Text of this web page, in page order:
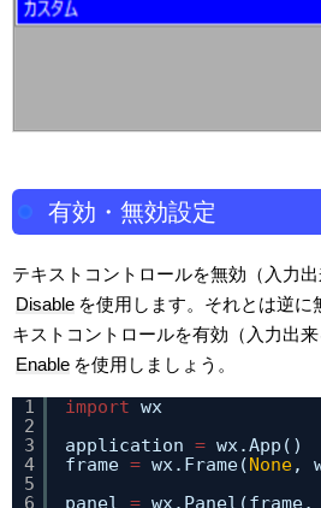
有効・無効設定
テキストコントロールを無効（入力
Disable を使用します。それとは逆に
キストコントロールを有効（入力出
Enable を使用しましょう。
1
2
3
4
5
6
import wx
application = wx.App()
frame = wx.Frame(None,
panel = wx.Panel(frame,